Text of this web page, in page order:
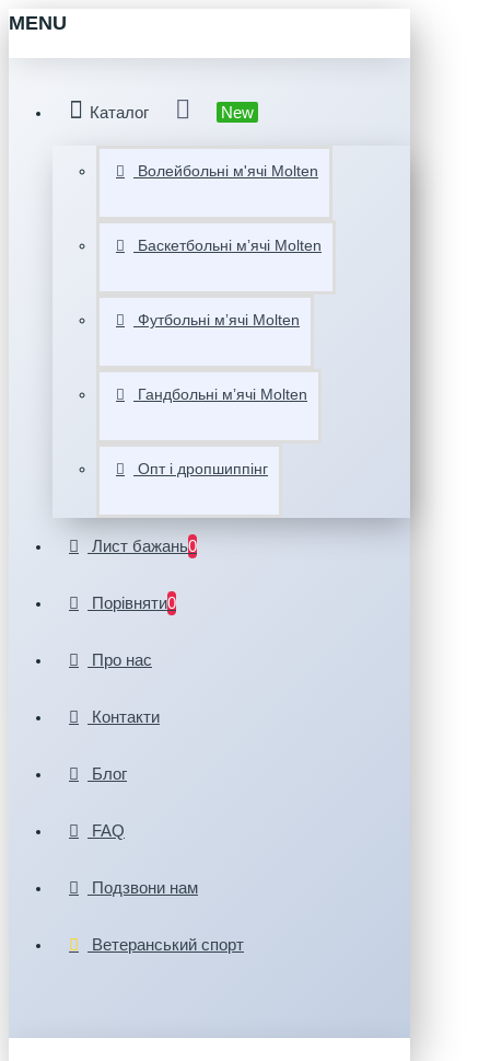
MENU
Каталог New
Волейбольні м'ячі Molten
Баскетбольні мʼячі Molten
Футбольні мʼячі Molten
Гандбольні мʼячі Molten
Опт і дропшиппінг
Лист бажань0
Порівняти0
Про нас
Контакти
Блог
FAQ
Подзвони нам
Ветеранський спорт